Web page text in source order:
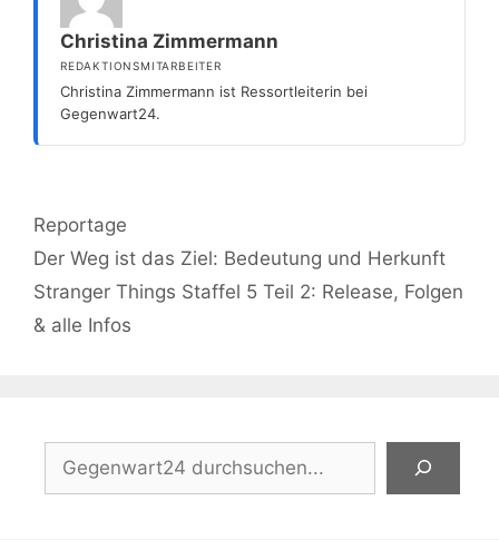
Christina Zimmermann
REDAKTIONSMITARBEITER
Christina Zimmermann ist Ressortleiterin bei
Gegenwart24.
Kategorien
Reportage
Der Weg ist das Ziel: Bedeutung und Herkunft
Stranger Things Staffel 5 Teil 2: Release, Folgen
& alle Infos